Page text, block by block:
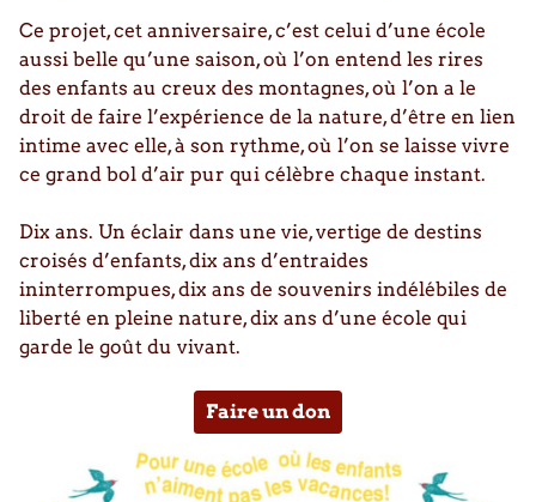
Ce projet, cet anniversaire, c’est celui d’une école
aussi belle qu’une saison, où l’on entend les rires
des enfants au creux des montagnes, où l’on a le
droit de faire l’expérience de la nature, d’être en lien
intime avec elle, à son rythme, où l’on se laisse vivre
ce grand bol d’air pur qui célèbre chaque instant.
Dix ans. Un éclair dans une vie, vertige de destins
croisés d’enfants, dix ans d’entraides
ininterrompues, dix ans de souvenirs indélébiles de
liberté en pleine nature, dix ans d’une école qui
garde le goût du vivant.
Faire un don